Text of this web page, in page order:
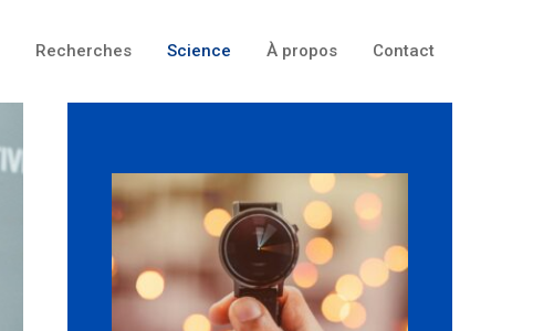
Recherches Science À propos Contact